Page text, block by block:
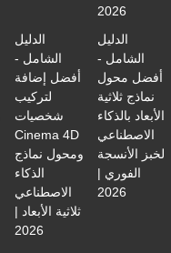
2026
الدليل
الشامل -
أفضل إضافة
لتركيب
شخصيات
Cinema 4D
ومحول نماذج
الذكاء
الاصطناعي
ثلاثية الأبعاد |
2026
الدليل
الشامل -
أفضل محول
نماذج ثلاثية
الأبعاد بالذكاء
الاصطناعي
لخبز الأنسجة
الفوري |
2026